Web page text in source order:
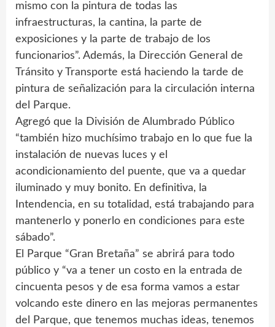
mismo con la pintura de todas las
infraestructuras, la cantina, la parte de
exposiciones y la parte de trabajo de los
funcionarios”. Además, la Dirección General de
Tránsito y Transporte está haciendo la tarde de
pintura de señalización para la circulación interna
del Parque.
Agregó que la División de Alumbrado Público
“también hizo muchísimo trabajo en lo que fue la
instalación de nuevas luces y el
acondicionamiento del puente, que va a quedar
iluminado y muy bonito. En definitiva, la
Intendencia, en su totalidad, está trabajando para
mantenerlo y ponerlo en condiciones para este
sábado”.
El Parque “Gran Bretaña” se abrirá para todo
público y “va a tener un costo en la entrada de
cincuenta pesos y de esa forma vamos a estar
volcando este dinero en las mejoras permanentes
del Parque, que tenemos muchas ideas, tenemos